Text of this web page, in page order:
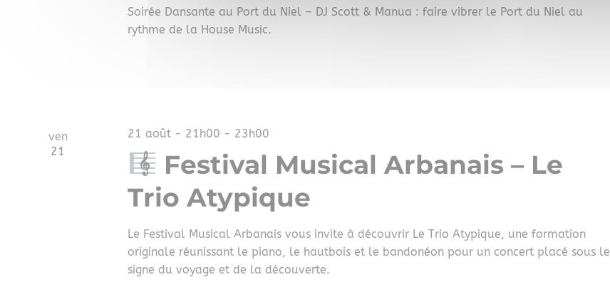
Soirée Dansante au Port du Niel – DJ Scott & Manua : faire vibrer le Port du Niel au
rythme de la House Music.
ven
21
Festival Musical Arbanais – Le
Trio Atypique
21 août - 21h00 - 23h00
Le Festival Musical Arbanais vous invite à découvrir Le Trio Atypique, une formation
originale réunissant le piano, le hautbois et le bandonéon pour un concert placé sous le
signe du voyage et de la découverte.